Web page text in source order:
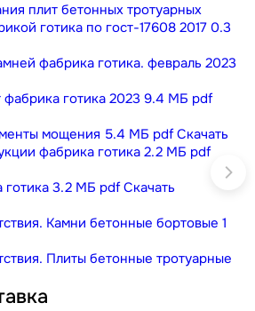
плит бетонных тротуарных
готика по гост-17608 2017 0.3
фабрика готика. февраль 2023
готика 2023 9.4 МБ pdf
мощения 5.4 МБ pdf Скачать
фабрика готика 2.2 МБ pdf
готика 3.2 МБ pdf Скачать
Камни бетонные бортовые 1
Плиты бетонные тротуарные